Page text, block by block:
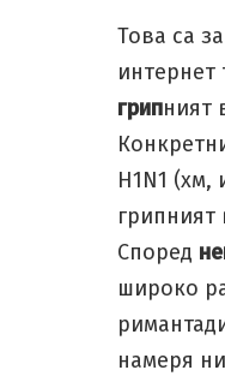
Това са
грипният
H1N1
грипният
Според
широко
намеря